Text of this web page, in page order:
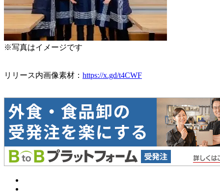
※写真はイメージです
リリース内画像素材： https://x.gd/t4CWF